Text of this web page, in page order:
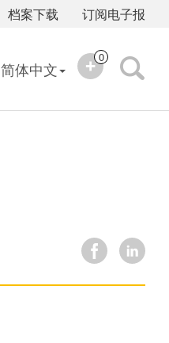
订阅电子报
档案下载
简体中文
0